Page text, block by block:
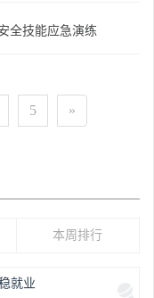
全技能应急演练
5 »
本周排行
就业